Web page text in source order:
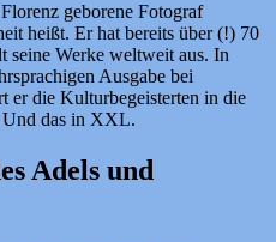
geborene Fotograf
heißt. Er hat bereits über (!) 70
seine Werke weltweit aus. In
Ausgabe bei
er die Kulturbegeisterten in die
Und das in XXL.
Adels und